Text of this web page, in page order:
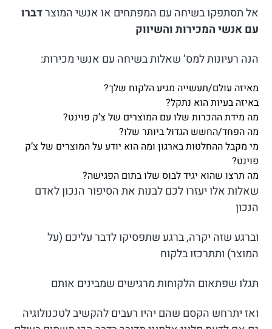
אל תסתפקו בשיחה עם המפתחים או אנשי המוצרדברו
עם אנשי המכירות והשיווק
הנה רעיונות למס’ שאלות בשיחה עם אנשי מכירות:
מאיזה עולם/תעשייה מגיע הלקוח שלך?
באיזה בעיות הוא נתקל?
מה מידת ההכרות שלו עם המוצרים של צ’ק פוינט?
מה הפחד/החשש הגדול ביותר שלו?
מי מקבל ההחלטות בארגון ומה הוא יודע על המוצרים של צ’ק
פוינט?
מה תרצו שהוא יגיד לבוס שלו בתום הפגישה?
שאלות אלו יעזרו לכם לבנות את הסיפור הנכון לאדם
הנכון
וברגע שזה יקרה, ברגע שתפסיקו לדבר עליכם (על
המוצר) ותתרכזו בלקוח
תגלו שפתאום הלקוחות מרגישים שמבינים אותם
ואז יתרחש הקסם שהם יהיו רעבים להקשיב לטכנולוגיה